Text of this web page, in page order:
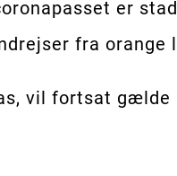
er
fra
vil fortsat